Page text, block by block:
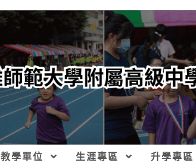
教學單位 生涯專區 升學專區